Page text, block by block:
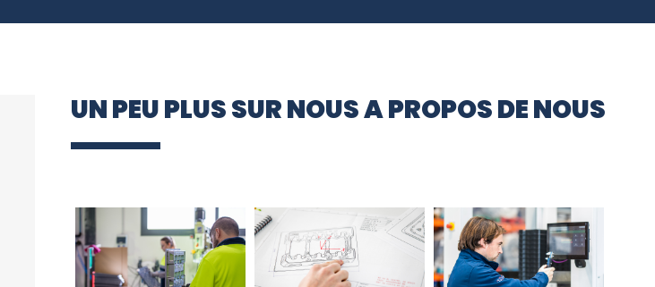
UN PEU PLUS SUR NOUSA PROPOS DE NOUS